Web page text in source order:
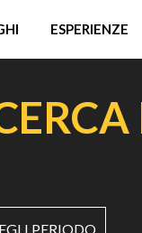
ESPERIENZE
PERIODO